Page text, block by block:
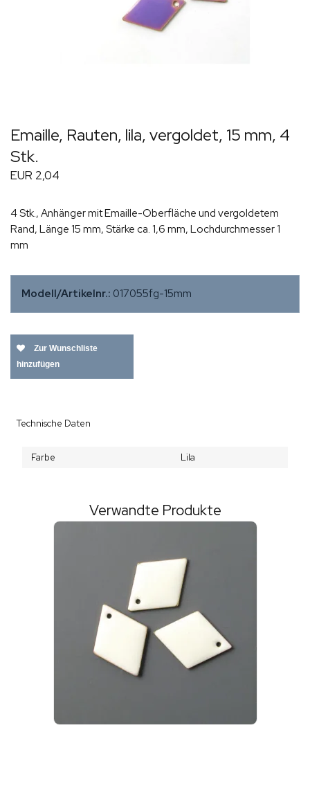
Emaille, Rauten, lila, vergoldet, 15 mm, 4
Stk.
EUR 2,04
4 Stk., Anhänger mit Emaille-Oberfläche und vergoldetem
Rand, Länge 15 mm, Stärke ca. 1,6 mm, Lochdurchmesser 1
mm
Modell/Artikelnr.: 017055fg-15mm
Zur Wunschliste
hinzufügen
Technische Daten
Farbe Lila
Verwandte Produkte